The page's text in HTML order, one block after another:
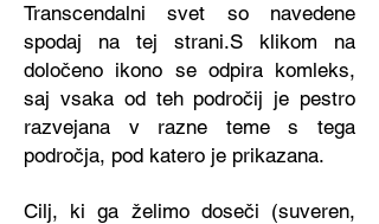
Transcendalni svet so navedene
spodaj na tej strani.S klikom na
določeno ikono se odpira komleks,
saj vsaka od teh področij je pestro
razvejana v razne teme s tega
področja, pod katero je prikazana.
Cilj, ki ga želimo doseči (suveren,